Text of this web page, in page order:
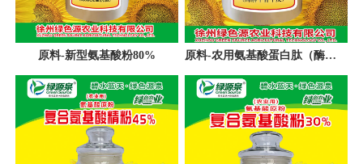
原料-新型氨基酸粉80% 原料-农用氨基酸蛋白肽（酶水解）